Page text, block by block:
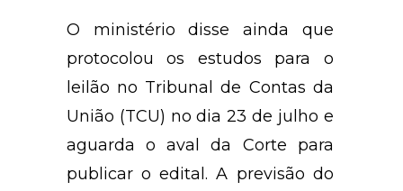
O ministério disse ainda que
protocolou os estudos para o
leilão no Tribunal de Contas da
União (TCU) no dia 23 de julho e
aguarda o aval da Corte para
publicar o edital. A previsão do